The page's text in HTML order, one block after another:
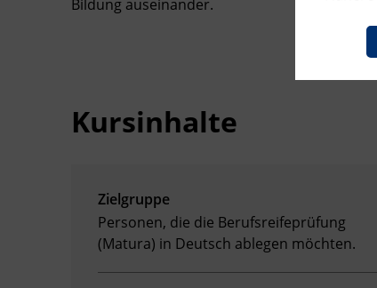
Ingenieurzertifizierung
Bildung auseinander.
Kursinhalte
Zielgruppe
Personen, die die Berufsreifeprüfung
(Matura) in Deutsch ablegen möchten.